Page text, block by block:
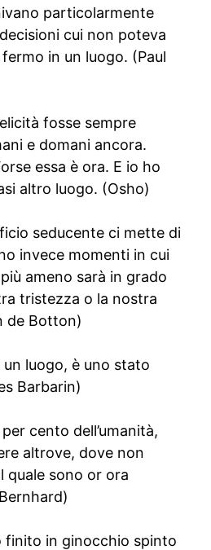
particolarmente
cui non poteva
fermo in un luogo. (Paul
fosse sempre
e domani ancora.
essa è ora. E io ho
altro luogo. (Osho)
seducente ci mette di
invece momenti in cui
ameno sarà in grado
tristezza o la nostra
de Botton)
luogo, è uno stato
Barbarin)
cento dell’umanità,
altrove, dove non
quale sono or ora
finito in ginocchio spinto